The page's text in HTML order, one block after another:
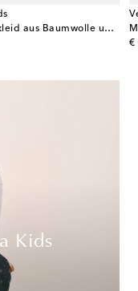
Bustierkleid aus Baumwolle und Seide
€
Kids